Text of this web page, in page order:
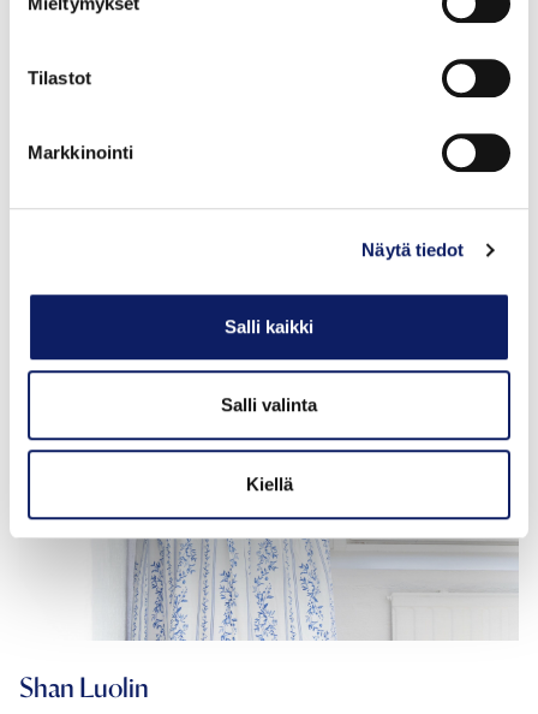
Tilastot
Markkinointi
Näytä tiedot
Salli kaikki
Salli valinta
Kiellä
etunimi.sukunimi@ruokatieto.fi
Ruokaviennin yrityslähtöinen kasvualusta -hankkeen
Shan Luolin